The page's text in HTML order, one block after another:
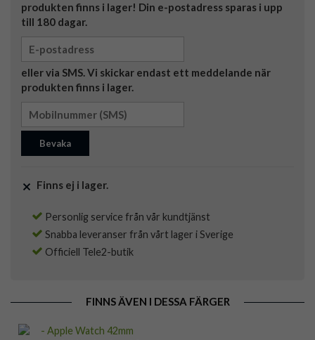
produkten finns i lager! Din e-postadress sparas i upp
till 180 dagar.
eller via SMS. Vi skickar endast ett meddelande när
produkten finns i lager.
Bevaka
Finns ej i lager.
Personlig service från vår kundtjänst
Snabba leveranser från vårt lager i Sverige
Officiell Tele2-butik
FINNS ÄVEN I DESSA FÄRGER